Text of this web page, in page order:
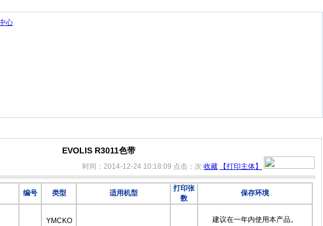
心
EVOLIS R3011色带
时间：2014-12-24 10:18:09 点击： 次 收藏 【打印主体】
编号 类型 适用机型
打印张
数
保存环境
YMCKO 建议在一年内使用本产品。